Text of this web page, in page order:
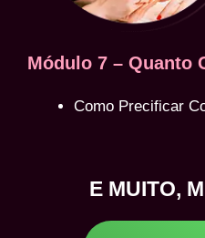
Módulo 7 – Quanto
Como Precificar
E MUITO,